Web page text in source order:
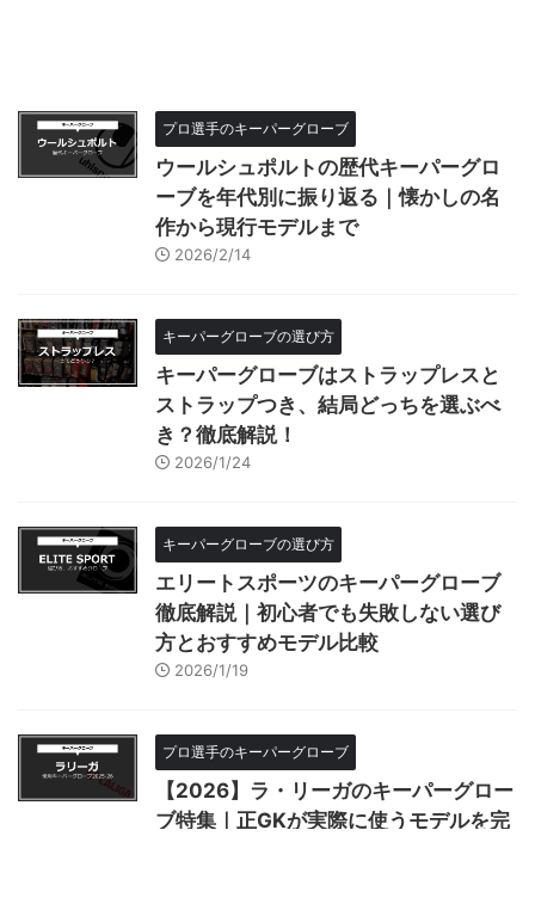
プロ選手のキーパーグローブ
ウールシュポルトの歴代キーパーグロ
ーブを年代別に振り返る｜懐かしの名
作から現行モデルまで
2026/2/14
キーパーグローブの選び方
キーパーグローブはストラップレスと
ストラップつき、結局どっちを選ぶべ
き？徹底解説！
2026/1/24
キーパーグローブの選び方
エリートスポーツのキーパーグローブ
徹底解説｜初心者でも失敗しない選び
方とおすすめモデル比較
2026/1/19
プロ選手のキーパーグローブ
【2026】ラ・リーガのキーパーグロー
ブ特集｜正GKが実際に使うモデルを完